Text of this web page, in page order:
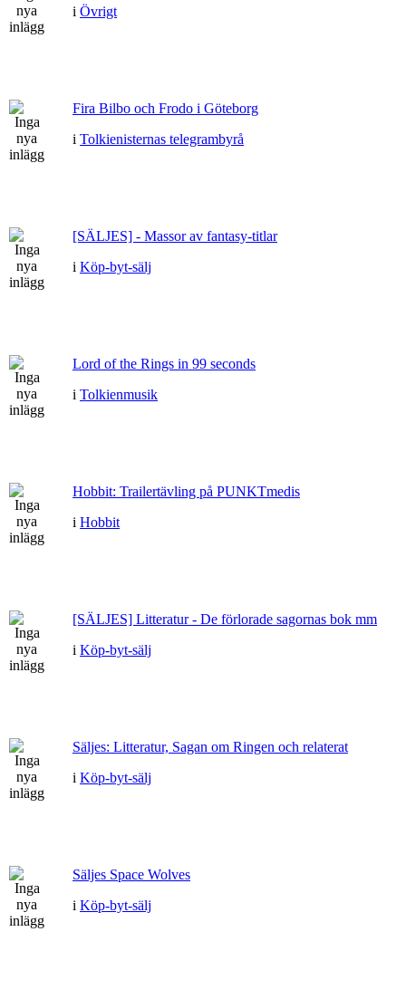
i Övrigt
Fira Bilbo och Frodo i Göteborg
i Tolkienisternas telegrambyrå
[SÄLJES] - Massor av fantasy-titlar
i Köp-byt-sälj
Lord of the Rings in 99 seconds
i Tolkienmusik
Hobbit: Trailertävling på PUNKTmedis
i Hobbit
[SÄLJES] Litteratur - De förlorade sagornas bok mm
i Köp-byt-sälj
Säljes: Litteratur, Sagan om Ringen och relaterat
i Köp-byt-sälj
Säljes Space Wolves
i Köp-byt-sälj